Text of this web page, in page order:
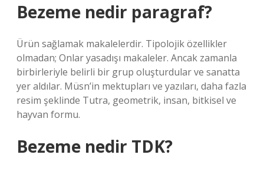
Bezeme nedir paragraf?
Ürün sağlamak makalelerdir. Tipolojik özellikler
olmadan; Onlar yasadışı makaleler. Ancak zamanla
birbirleriyle belirli bir grup oluşturdular ve sanatta
yer aldılar. Müsn’in mektupları ve yazıları, daha fazla
resim şeklinde Tutra, geometrik, insan, bitkisel ve
hayvan formu.
Bezeme nedir TDK?